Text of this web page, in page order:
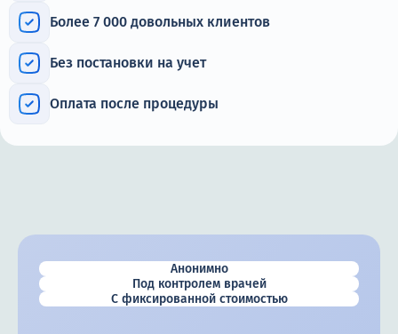
Более 7 000 довольных клиентов
Без постановки на учет
Оплата после процедуры
Анонимно
Под контролем врачей
С фиксированной стоимостью